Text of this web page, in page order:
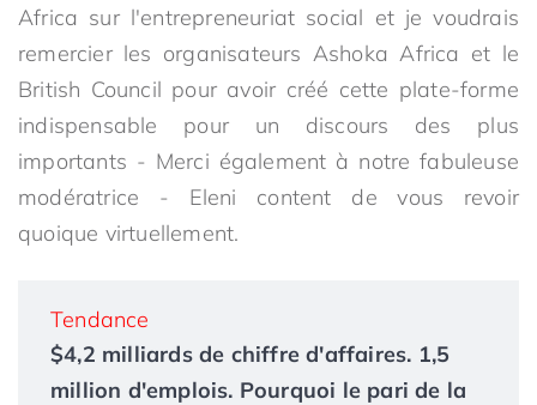
Africa sur l'entrepreneuriat social et je voudrais
remercier les organisateurs Ashoka Africa et le
British Council pour avoir créé cette plate-forme
indispensable pour un discours des plus
importants - Merci également à notre fabuleuse
modératrice - Eleni content de vous revoir
quoique virtuellement.
Tendance
$4,2 milliards de chiffre d'affaires. 1,5
million d'emplois. Pourquoi le pari de la